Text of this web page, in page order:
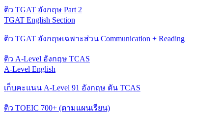
ติว TGAT อังกฤษ Part 2
TGAT English Section
ติว TGAT อังกฤษเฉพาะส่วน Communication + Reading
ติว A-Level อังกฤษ TCAS
A-Level English
เก็บคะแนน A-Level 91 อังกฤษ ดัน TCAS
ติว TOEIC 700+ (ตามแผนเรียน)